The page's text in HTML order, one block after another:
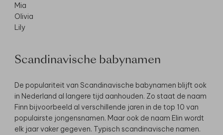
Mia
Olivia
Lily
Scandinavische babynamen
De populariteit van Scandinavische babynamen blijft ook
in Nederland al langere tijd aanhouden. Zo staat de naam
Finn bijvoorbeeld al verschillende jaren in de top 10 van
populairste jongensnamen. Maar ook de naam Elin wordt
elk jaar vaker gegeven. Typisch scandinavische namen.